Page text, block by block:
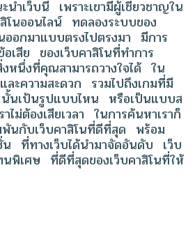
ว็บนี้ เพราะเขามีผู้เชี่ยวชาญใน
โนออนไลน์ ทดลองระบบของ
ออกมาแบบตรงไปตรงมา มีการ
เสีย ของเว็บคาสิโนที่ทำการ
หนึ่งที่คุณสามารถวางใจได้ ใน
ะความสะดวก รวมไปถึงเกมที่มี
นั้นเป้นรูปแบบไหน หรือเป็นแบบส
ไม่ต้องเสียเวลา ในการค้นหาเราก็
พันกับเว็บคาสิโนที่ดีที่สุด พร้อม
น ที่ทางเว็บได้นำมาจัดอันดับ เว็บ
พิเศษ ที่ดีที่สุดของเว็บคาสิโนที่ให้